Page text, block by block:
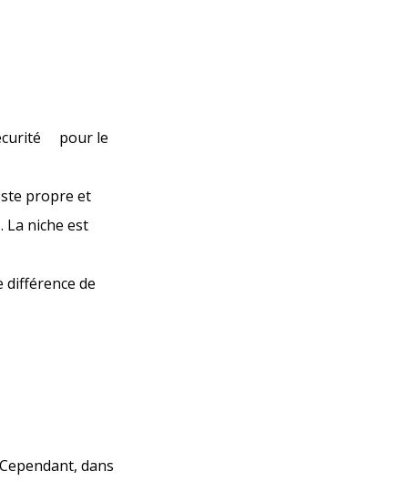
pour le
propre et
La niche est
différence de
dans